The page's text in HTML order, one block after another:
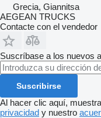
Grecia, Giannitsa
AEGEAN TRUCKS
Contacte con el vendedor
Suscríbase a los nuevos
Suscribirse
Al hacer clic aquí,
privacidad y nuestro